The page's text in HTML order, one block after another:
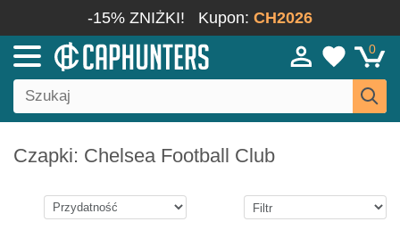
-15% ZNIŻKI! Kupon: CH2026
0
Czapki: Chelsea Football Club